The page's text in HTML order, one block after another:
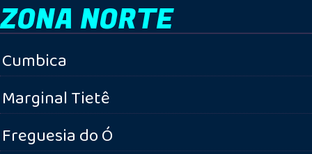
ZONA NORTE
Cumbica
Marginal Tietê
Freguesia do Ó